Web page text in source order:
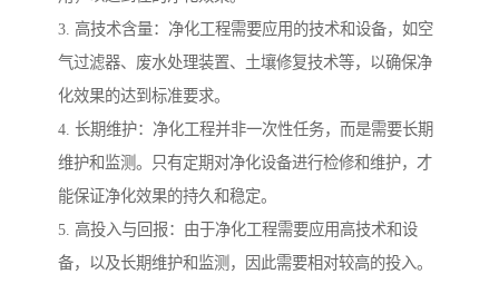
3. 高技术含量：净化工程需要应用的技术和设备，如空
气过滤器、废水处理装置、土壤修复技术等，以确保净
化效果的达到标准要求。
4. 长期维护：净化工程并非一次性任务，而是需要长期
维护和监测。只有定期对净化设备进行检修和维护，才
能保证净化效果的持久和稳定。
5. 高投入与回报：由于净化工程需要应用高技术和设
备，以及长期维护和监测，因此需要相对较高的投入。